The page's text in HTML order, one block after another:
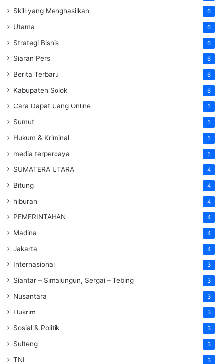
Skill yang Menghasilkan 6
Utama 6
Strategi Bisnis 6
Siaran Pers 6
Berita Terbaru 6
Kabupaten Solok 6
Cara Dapat Uang Online 5
Sumut 5
Hukum & Kriminal 5
media terpercaya 5
SUMATERA UTARA 4
Bitung 4
hiburan 4
PEMERINTAHAN 4
Madina 4
Jakarta 4
Internasional 3
Siantar – Simalungun, Sergai – Tebing 3
Nusantara 3
Hukrim 3
Sosial & Politik 3
Sulteng 3
TNI 3